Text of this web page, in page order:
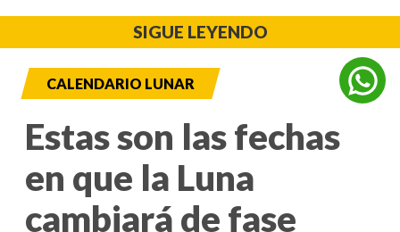
SIGUE LEYENDO
CALENDARIO LUNAR
Estas son las fechas
en que la Luna
cambiará de fase